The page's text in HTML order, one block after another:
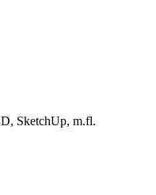
SketchUp, m.fl.